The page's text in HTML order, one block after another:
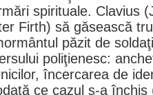
spirituale. Clavius (
Firth) să găsească
păzit de
poliţienesc:
încercarea de
ce cazul s-a